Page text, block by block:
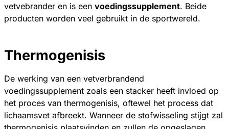
vetvebrander en is een voedingssupplement. Beide
producten worden veel gebruikt in de sportwereld.
Thermogenisis
De werking van een vetverbrandend
voedingssupplement zoals een stacker heeft invloed op
het proces van thermogenisis, oftewel het process dat
lichaamsvet afbreekt. Wanneer de stofwisseling stijgt zal